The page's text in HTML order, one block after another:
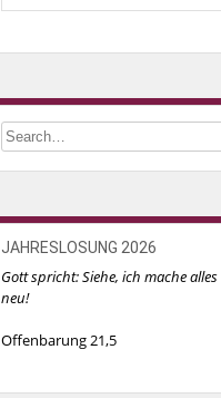
JAHRESLOSUNG 2026
Gott spricht: Siehe, ich mache alles
neu!
Offenbarung 21,5